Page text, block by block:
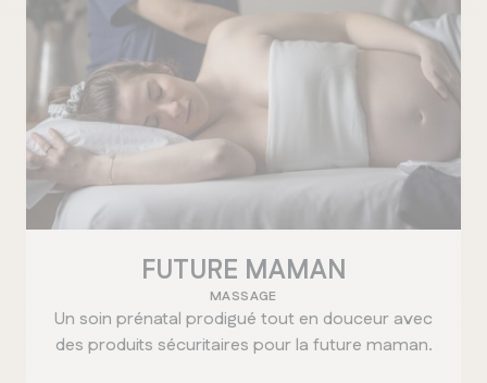
FUTURE MAMAN
MASSAGE
Un soin prénatal prodigué tout en douceur avec
des produits sécuritaires pour la future maman.